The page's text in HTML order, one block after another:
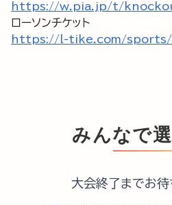
https://w.pia.jp/t/
https://l-tike.com/
みんなで
大会終了までお待